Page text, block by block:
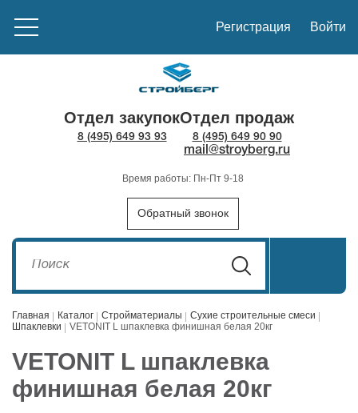
Регистрация Войти
Отдел закупок
8 (495) 649 93 93
Отдел продаж
8 (495) 649 90 90
mail@stroyberg.ru
Время работы: Пн-Пт 9-18
Обратный звонок
Главная Каталог Стройматериалы
Сухие строительные смеси
Шпаклевки
VETONIT L шпаклевка финишная белая 20кг
VETONIT L шпаклевка
финишная белая 20кг